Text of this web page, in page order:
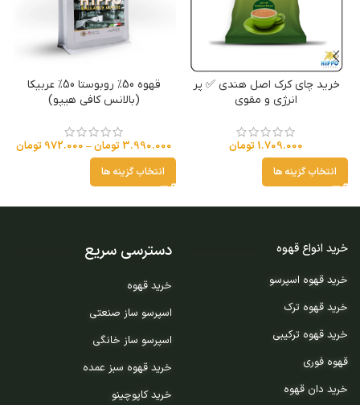
خرید چای کرک اصل هندی ✅ پر
انرژی و مقوی
1.709.000 تومان
انتخاب گزینه ها
قهوه 50% روبوستا 50% عربیکا
(بالانس کافی هیپو)
3.990.000 تومان–
972.000 تومان
انتخاب گزینه ها
خرید انواع قهوه
خرید قهوه اسپرسو
خرید قهوه ترک
خرید قهوه ترکیبی
قهوه فوری
خرید دان قهوه
دسترسی سریع
خرید قهوه
اسپرسو ساز صنعتی
اسپرسو ساز خانگی
خرید قهوه سبز عمده
خرید کاپوچینو